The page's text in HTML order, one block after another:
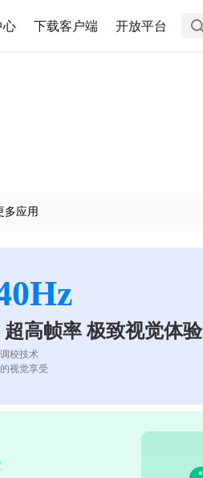
心 下载客户端 开放平台
多应用
高帧率 极致视觉体验
校技术
视觉享受